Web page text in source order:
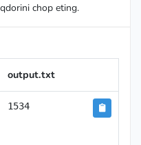
chop eting.
output.txt
1534